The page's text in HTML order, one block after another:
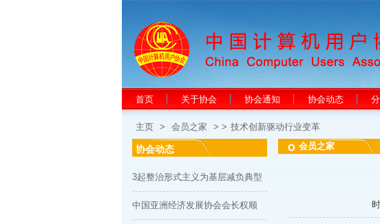
首页 关于协会 协会通知 协会动态
主页 > 会员之家 > > 技术创新驱动行业变革
协会动态
3起整治形式主义为基层减负典型
中国亚洲经济发展协会会长权顺
会员之家